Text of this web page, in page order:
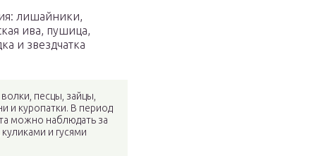
лишайники,
ива, пушица,
и звездчатка
песцы, зайцы,
и куропатки. В период
можно наблюдать за
куликами и гусями